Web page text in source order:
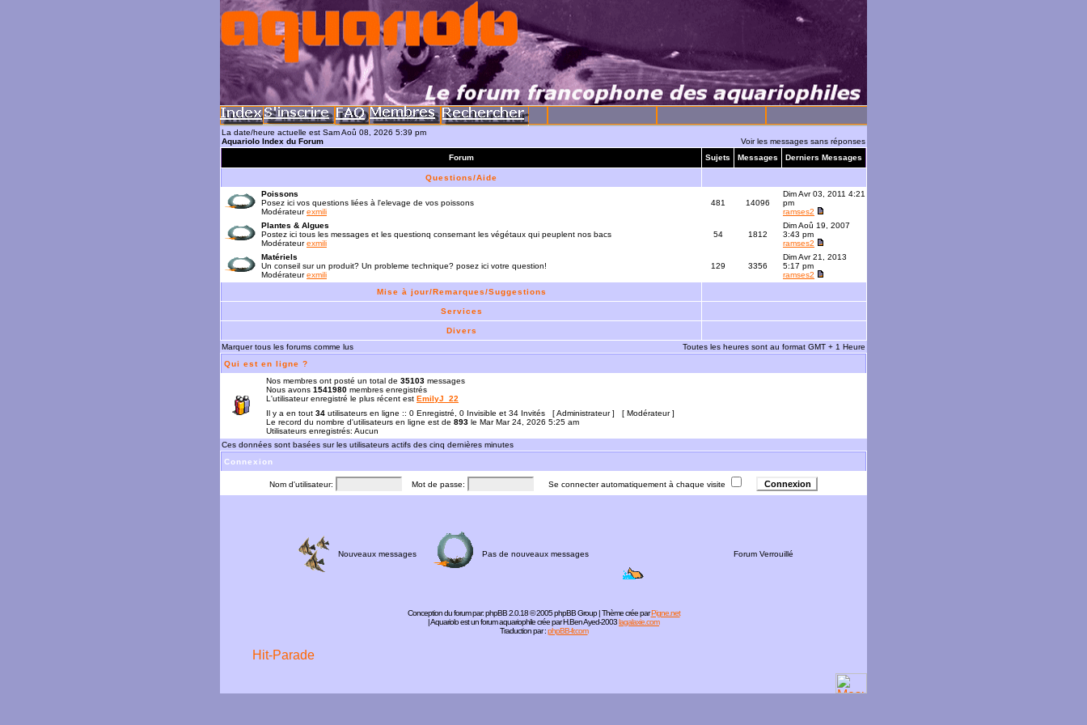
La date/heure actuelle est Sam Aoû 08, 2026 5:39 pm
Aquariolo Index du Forum
Voir les messages sans réponses
Forum
Sujets Messages Derniers Messages
Questions/Aide
Poissons
Posez ici vos questions liées à l'elevage de vos poissons
Modérateurexmili
481 14096
Dim Avr 03, 2011 4:21
pm
ramses2
Plantes & Algues
Postez ici tous les messages et les questionq consernant les végétaux qui peuplent nos bacs
Modérateurexmili
54 1812
Dim Aoû 19, 2007
3:43 pm
ramses2
Matériels
Un conseil sur un produit? Un probleme technique? posez ici votre question!
Modérateurexmili
129 3356
Dim Avr 21, 2013
5:17 pm
ramses2
Mise à jour/Remarques/Suggestions
Services
Divers
Marquer tous les forums comme lus
Toutes les heures sont au format GMT + 1 Heure
Qui est en ligne ?
Nos membres ont posté un total de 35103 messages
Nous avons 1541980 membres enregistrés
L'utilisateur enregistré le plus récent est EmilyJ_22
Il y a en tout 34 utilisateurs en ligne :: 0 Enregistré, 0 Invisible et 34 Invités [Administrateur] [ Modérateur]
Le record du nombre d'utilisateurs en ligne est de 893 le Mar Mar 24, 2026 5:25 am
Utilisateurs enregistrés: Aucun
Ces données sont basées sur les utilisateurs actifs des cinq dernières minutes
Connexion
Nom d'utilisateur: Mot de passe: Se connecter automatiquement à chaque visite
Nouveaux messages Pas de nouveaux messages Forum Verrouillé
Conception du forum par:phpBB2.0.18 © 2005 phpBB Group | Thème crée parPigne.net
| Aquariolo est un forum aquariophile crée par H.Ben Ayed-2003lagalaxie.com
Traduction par :phpBB-fr.com